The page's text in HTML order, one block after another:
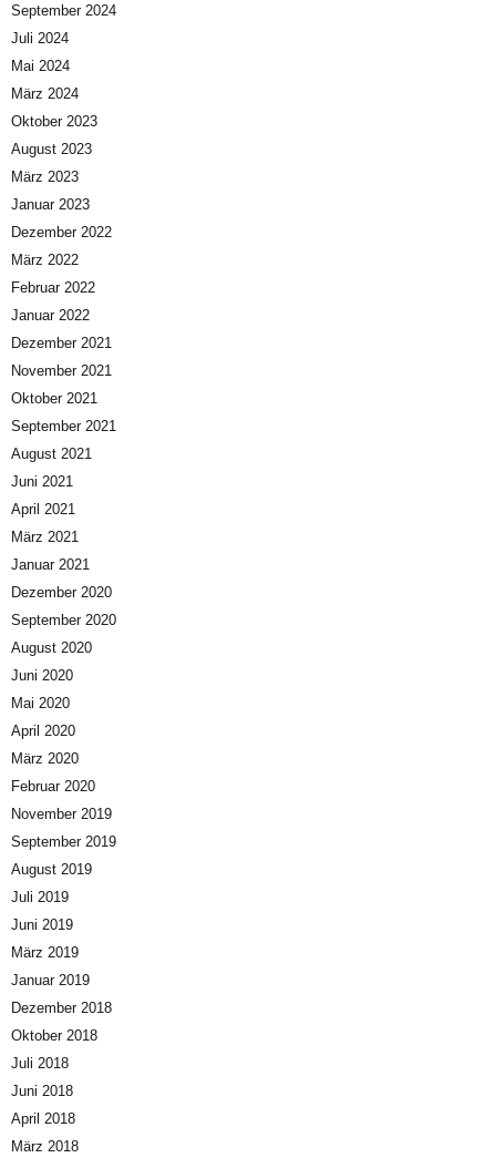
September 2024
Juli 2024
Mai 2024
März 2024
Oktober 2023
August 2023
März 2023
Januar 2023
Dezember 2022
März 2022
Februar 2022
Januar 2022
Dezember 2021
November 2021
Oktober 2021
September 2021
August 2021
Juni 2021
April 2021
März 2021
Januar 2021
Dezember 2020
September 2020
August 2020
Juni 2020
Mai 2020
April 2020
März 2020
Februar 2020
November 2019
September 2019
August 2019
Juli 2019
Juni 2019
März 2019
Januar 2019
Dezember 2018
Oktober 2018
Juli 2018
Juni 2018
April 2018
März 2018